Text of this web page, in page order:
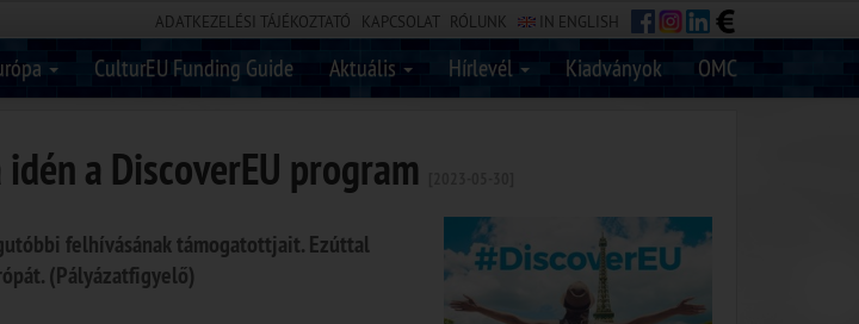
ADATKEZELÉSI TÁJÉKOZTATÓ KAPCSOLAT RÓLUNK IN ENGLISH
CulturEU Funding Guide Aktuális Hírlevél Kiadványok OMC
a DiscoverEU program
felhívásának támogatottjait. Ezúttal
(Pályázatfigyelő)